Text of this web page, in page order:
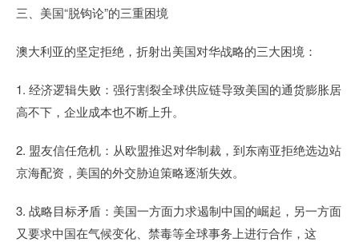
三、美国“脱钩论”的三重困境
澳大利亚的坚定拒绝，折射出美国对华战略的三大困境：
1. 经济逻辑失败：强行割裂全球供应链导致美国的通货膨胀居
高不下，企业成本也不断上升。
2. 盟友信任危机：从欧盟推迟对华制裁，到东南亚拒绝选边站
京海配资，美国的外交胁迫策略逐渐失效。
3. 战略目标矛盾：美国一方面力求遏制中国的崛起，另一方面
又要求中国在气候变化、禁毒等全球事务上进行合作，这